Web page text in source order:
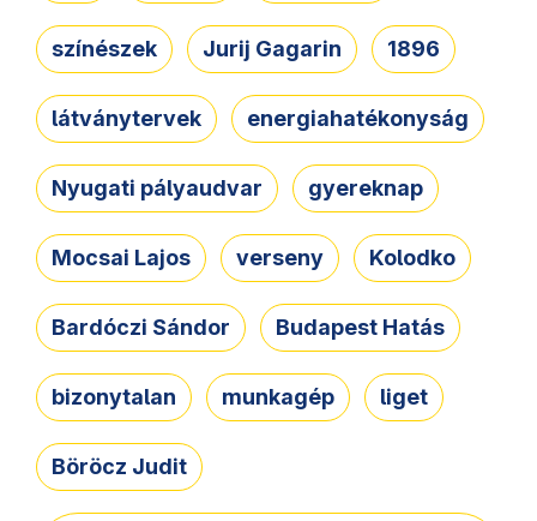
színészek Jurij Gagarin 1896
látványtervek energiahatékonyság
Nyugati pályaudvar gyereknap
Mocsai Lajos verseny Kolodko
Bardóczi Sándor Budapest Hatás
bizonytalan munkagép liget
Böröcz Judit